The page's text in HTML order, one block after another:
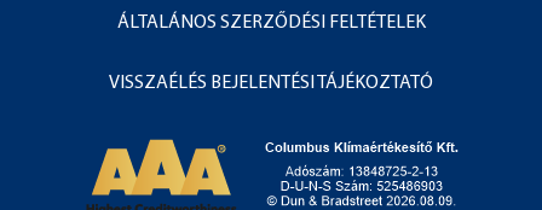
ÁLTALÁNOS SZERZŐDÉSI FELTÉTELEK
VISSZAÉLÉS BEJELENTÉSI TÁJÉKOZTATÓ